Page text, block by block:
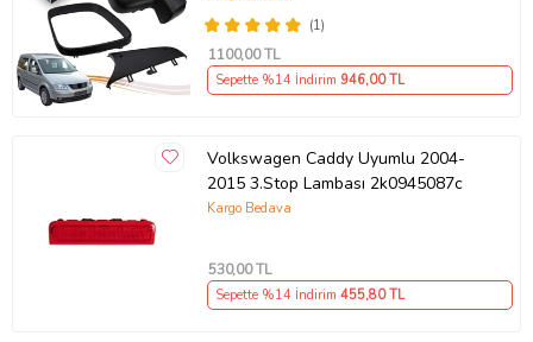
(1)
1100,00 TL
Sepette %14 İndirim 946,00 TL
Volkswagen Caddy Uyumlu 2004-
2015 3.Stop Lambası 2k0945087c
Kargo Bedava
530,00 TL
Sepette %14 İndirim 455,80 TL